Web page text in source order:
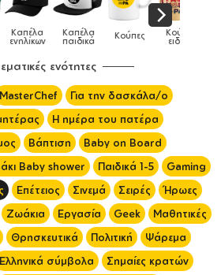
Καπέλα
παιδικά Κούπες Κούπες
ειδικές
Κούπες
χρωματιστές
ενότητες
MasterChef
Για την δασκάλα/ο
Η ημέρα του πατέρα
Βάπτιση
Baby on Board
Baby shower Παιδικά 1-5
Gaming
Επέτειος Σινεμά Σειρές
Ήρωες
Ζωάκια Εργασία Geek
Μαθητικές
Θρησκευτικά Πολιτική
Ψάρεμα
Ελληνικά σύμβολα
Σημαίες κρατών